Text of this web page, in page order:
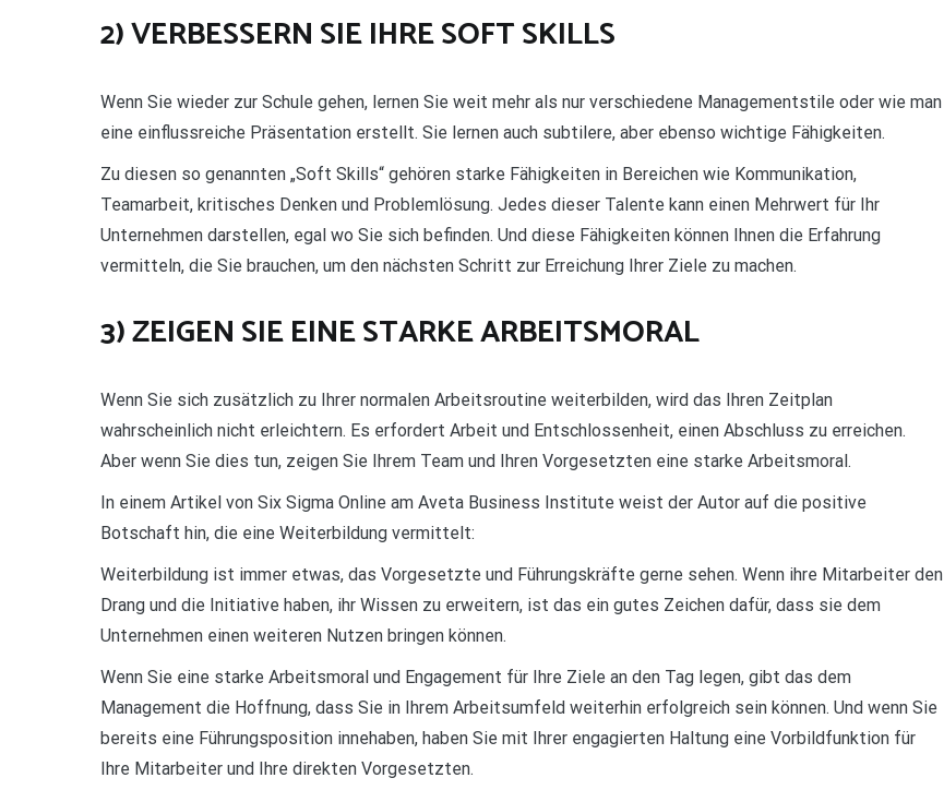
2) VERBESSERN SIE IHRE SOFT SKILLS
Wenn Sie wieder zur Schule gehen, lernen Sie weit mehr als nur verschiedene Managementstile oder wie man
eine einflussreiche Präsentation erstellt. Sie lernen auch subtilere, aber ebenso wichtige Fähigkeiten.
Zu diesen so genannten „Soft Skills“ gehören starke Fähigkeiten in Bereichen wie Kommunikation,
Teamarbeit, kritisches Denken und Problemlösung. Jedes dieser Talente kann einen Mehrwert für Ihr
Unternehmen darstellen, egal wo Sie sich befinden. Und diese Fähigkeiten können Ihnen die Erfahrung
vermitteln, die Sie brauchen, um den nächsten Schritt zur Erreichung Ihrer Ziele zu machen.
3) ZEIGEN SIE EINE STARKE ARBEITSMORAL
Wenn Sie sich zusätzlich zu Ihrer normalen Arbeitsroutine weiterbilden, wird das Ihren Zeitplan
wahrscheinlich nicht erleichtern. Es erfordert Arbeit und Entschlossenheit, einen Abschluss zu erreichen.
Aber wenn Sie dies tun, zeigen Sie Ihrem Team und Ihren Vorgesetzten eine starke Arbeitsmoral.
In einem Artikel von Six Sigma Online am Aveta Business Institute weist der Autor auf die positive
Botschaft hin, die eine Weiterbildung vermittelt:
Weiterbildung ist immer etwas, das Vorgesetzte und Führungskräfte gerne sehen. Wenn ihre Mitarbeiter den
Drang und die Initiative haben, ihr Wissen zu erweitern, ist das ein gutes Zeichen dafür, dass sie dem
Unternehmen einen weiteren Nutzen bringen können.
Wenn Sie eine starke Arbeitsmoral und Engagement für Ihre Ziele an den Tag legen, gibt das dem
Management die Hoffnung, dass Sie in Ihrem Arbeitsumfeld weiterhin erfolgreich sein können. Und wenn Sie
bereits eine Führungsposition innehaben, haben Sie mit Ihrer engagierten Haltung eine Vorbildfunktion für
Ihre Mitarbeiter und Ihre direkten Vorgesetzten.